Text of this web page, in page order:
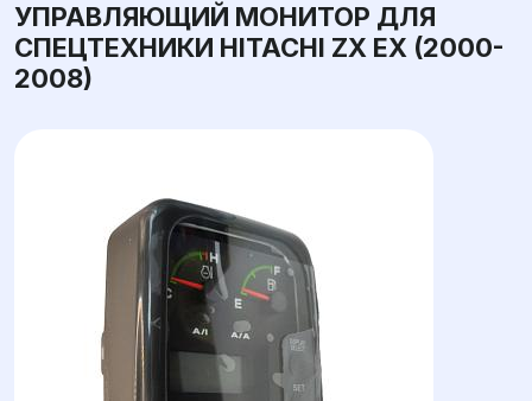
УПРАВЛЯЮЩИЙ МОНИТОР ДЛЯ
СПЕЦТЕХНИКИ HITACHI ZX EX (2000-
2008)